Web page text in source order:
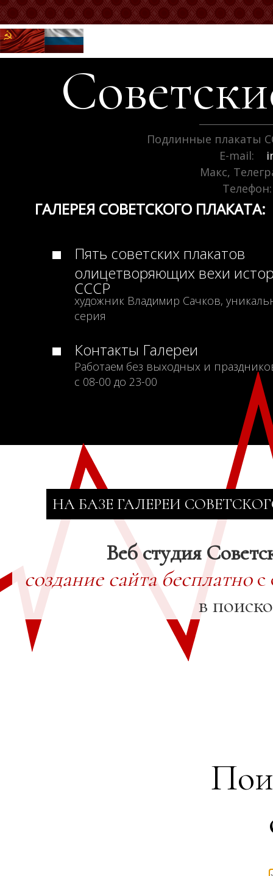
Подлинные плакаты
E-mail:
Макс,
Телефон:
ГАЛЕРЕЯ СОВЕТСКОГО ПЛАКАТА:
Пять советских плакатов
олицетворяющих вехи
СССР
художник Владимир Сачков,
серия
Контакты Галереи
Работаем без выходных и
с 08-00 до 23-00
НА БАЗЕ ГАЛЕРЕИ
Веб студия
создание сайта бесплатнос
в